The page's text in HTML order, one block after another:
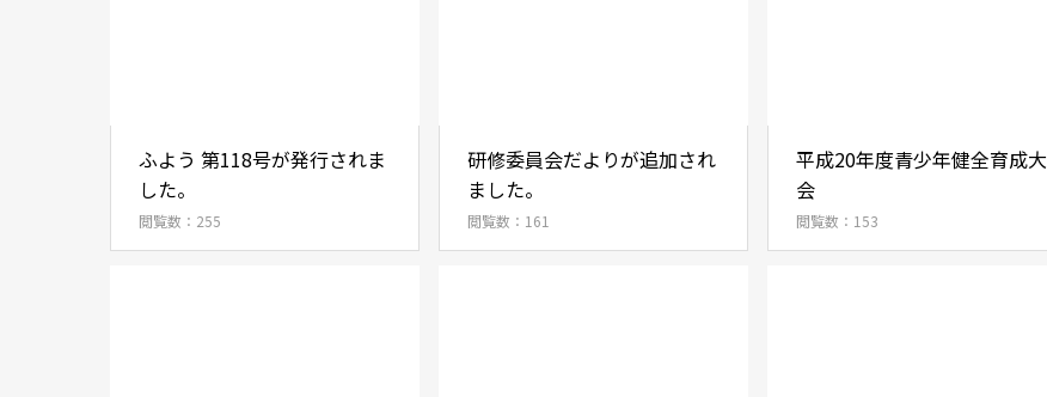
ふよう 第118号が発行されま
した。
閲覧数：255
研修委員会だよりが追加され
ました。
閲覧数：161
平成20年度青少年健全育成大
会
閲覧数：153